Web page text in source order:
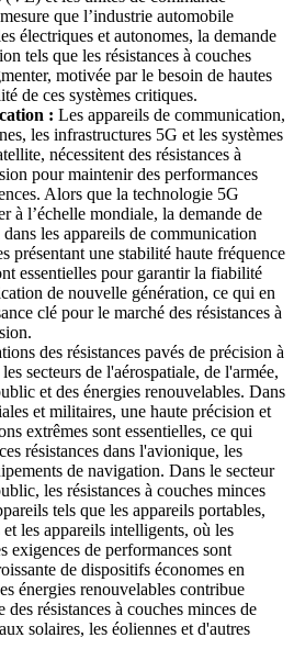
que l’industrie automobile
électriques et autonomes, la demande
tels que les résistances à couches
motivée par le besoin de hautes
de ces systèmes critiques.
: Les appareils de communication,
les infrastructures 5G et les systèmes
nécessitent des résistances à
pour maintenir des performances
Alors que la technologie 5G
à l’échelle mondiale, la demande de
les appareils de communication
présentant une stabilité haute fréquence
essentielles pour garantir la fiabilité
de nouvelle génération, ce qui en
clé pour le marché des résistances à
des résistances pavés de précision à
secteurs de l'aérospatiale, de l'armée,
et des énergies renouvelables. Dans
et militaires, une haute précision et
extrêmes sont essentielles, ce qui
résistances dans l'avionique, les
de navigation. Dans le secteur
les résistances à couches minces
tels que les appareils portables,
les appareils intelligents, où les
exigences de performances sont
de dispositifs économes en
énergies renouvelables contribue
des résistances à couches minces de
solaires, les éoliennes et d'autres